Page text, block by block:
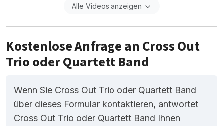
Alle Videos anzeigen
Kostenlose Anfrage an Cross Out
Trio oder Quartett Band
Wenn Sie Cross Out Trio oder Quartett Band
über dieses Formular kontaktieren, antwortet
Cross Out Trio oder Quartett Band Ihnen